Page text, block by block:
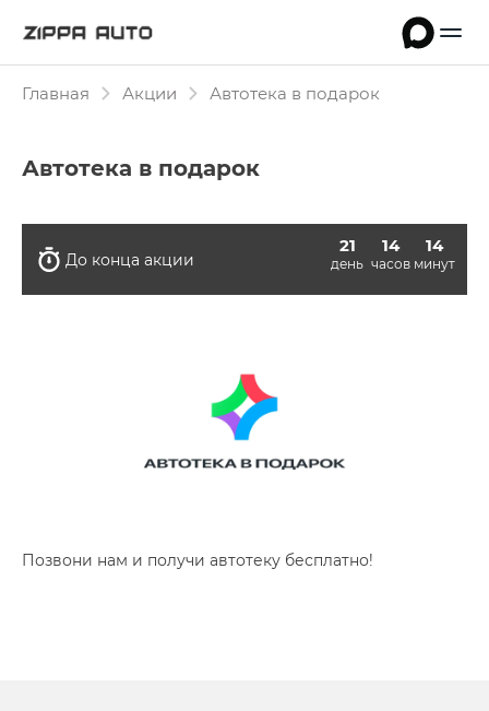
Главная Акции Автотека в подарок
Автотека в подарок
До конца акции
21 14 14
Позвони нам и получи автотеку бесплатно!